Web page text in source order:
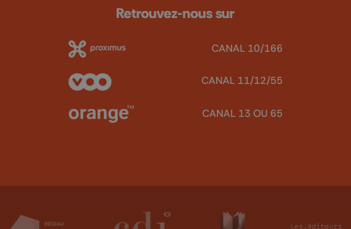
Retrouvez-nous sur
CANAL 10/166
CANAL 11/12/55
CANAL 13 OU 65